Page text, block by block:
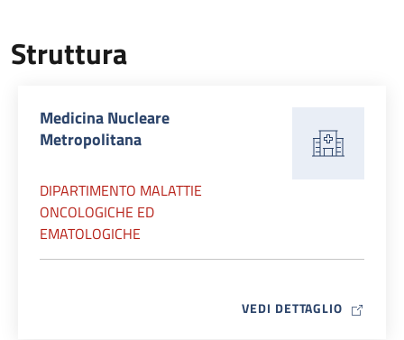
Struttura
Medicina Nucleare
Metropolitana
DIPARTIMENTO MALATTIE
ONCOLOGICHE ED
EMATOLOGICHE
VEDI DETTAGLIO MAP ICON